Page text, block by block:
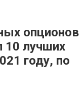
опционов
10 лучших
году, по